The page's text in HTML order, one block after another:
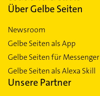
Über Gelbe Seiten
Newsroom
Gelbe Seiten als App
Gelbe Seiten für Messenger
Gelbe Seiten als Alexa Skill
Unsere Partner